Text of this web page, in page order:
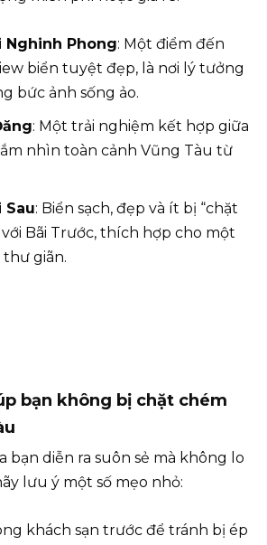
Nghinh Phong: Một điểm đến
biển tuyệt đẹp, là nơi lý tưởng
bức ảnh sống ảo.
: Một trải nghiệm kết hợp giữa
nhìn toàn cảnh Vũng Tàu từ
Sau: Biển sạch, đẹp và ít bị “chặt
với Bãi Trước, thích hợp cho một
giãn.
bạn không bị chặt chém
bạn diễn ra suôn sẻ mà không lo
lưu ý một số mẹo nhỏ:
khách sạn trước để tránh bị ép